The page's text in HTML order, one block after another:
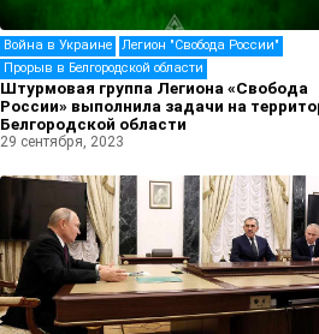
Война в Украине
Легион "Свобода России"
Прорыв в Белгородской области
Штурмовая группа Легиона «Свобода
России» выполнила задачи на
Белгородской области
29 сентября, 2023